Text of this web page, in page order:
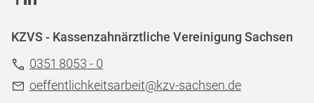
KZVS - Kassenzahnärztliche Vereinigung Sachsen
0351 8053 - 0
oeffentlichkeitsarbeit@kzv-sachsen.de